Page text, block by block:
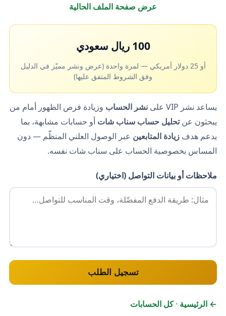
عرض صفحة الملف الحالية
100 ريال سعودي
أو 25 دولار أمريكي — لمرة واحدة (عرض ونشر مميّز في الدليل
وفق الشروط المتفق عليها)
يساعد نشر VIP على نشر الحساب وزيادة فرص الظهور أمام من
يبحثون عنتحليل حساب سناب شات أو حسابات مشابهة، بما
يدعم هدف زيادة المتابعين عبر الوصول العلني المنظّم — دون
المساس بخصوصية الحساب على سناب شات نفسه.
ملاحظات أو بيانات التواصل (اختياري)
تسجيل الطلب
← الرئيسية ·كل الحسابات